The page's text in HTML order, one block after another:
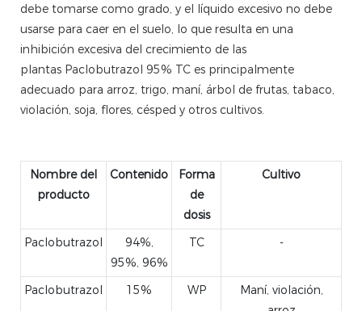
debe tomarse como grado, y el líquido excesivo no debe
usarse para caer en el suelo, lo que resulta en una
inhibición excesiva del crecimiento de las
plantas Paclobutrazol 95% TC es principalmente
adecuado para arroz, trigo, maní, árbol de frutas, tabaco,
violación, soja, flores, césped y otros cultivos.
Nombre del
producto
Contenido
Forma
de
dosis
Cultivo
Paclobutrazol
94%,
95%, 96%
TC -
Paclobutrazol 15% WP
Maní, violación,